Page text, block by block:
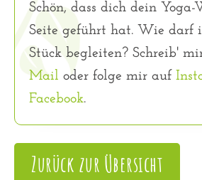
Schön, dass dich dein
Seite geführt hat. Wie darf
Stück begleiten? Schreib'
Mail oder folge mir auf
Facebook.
Zurück zur Übersicht